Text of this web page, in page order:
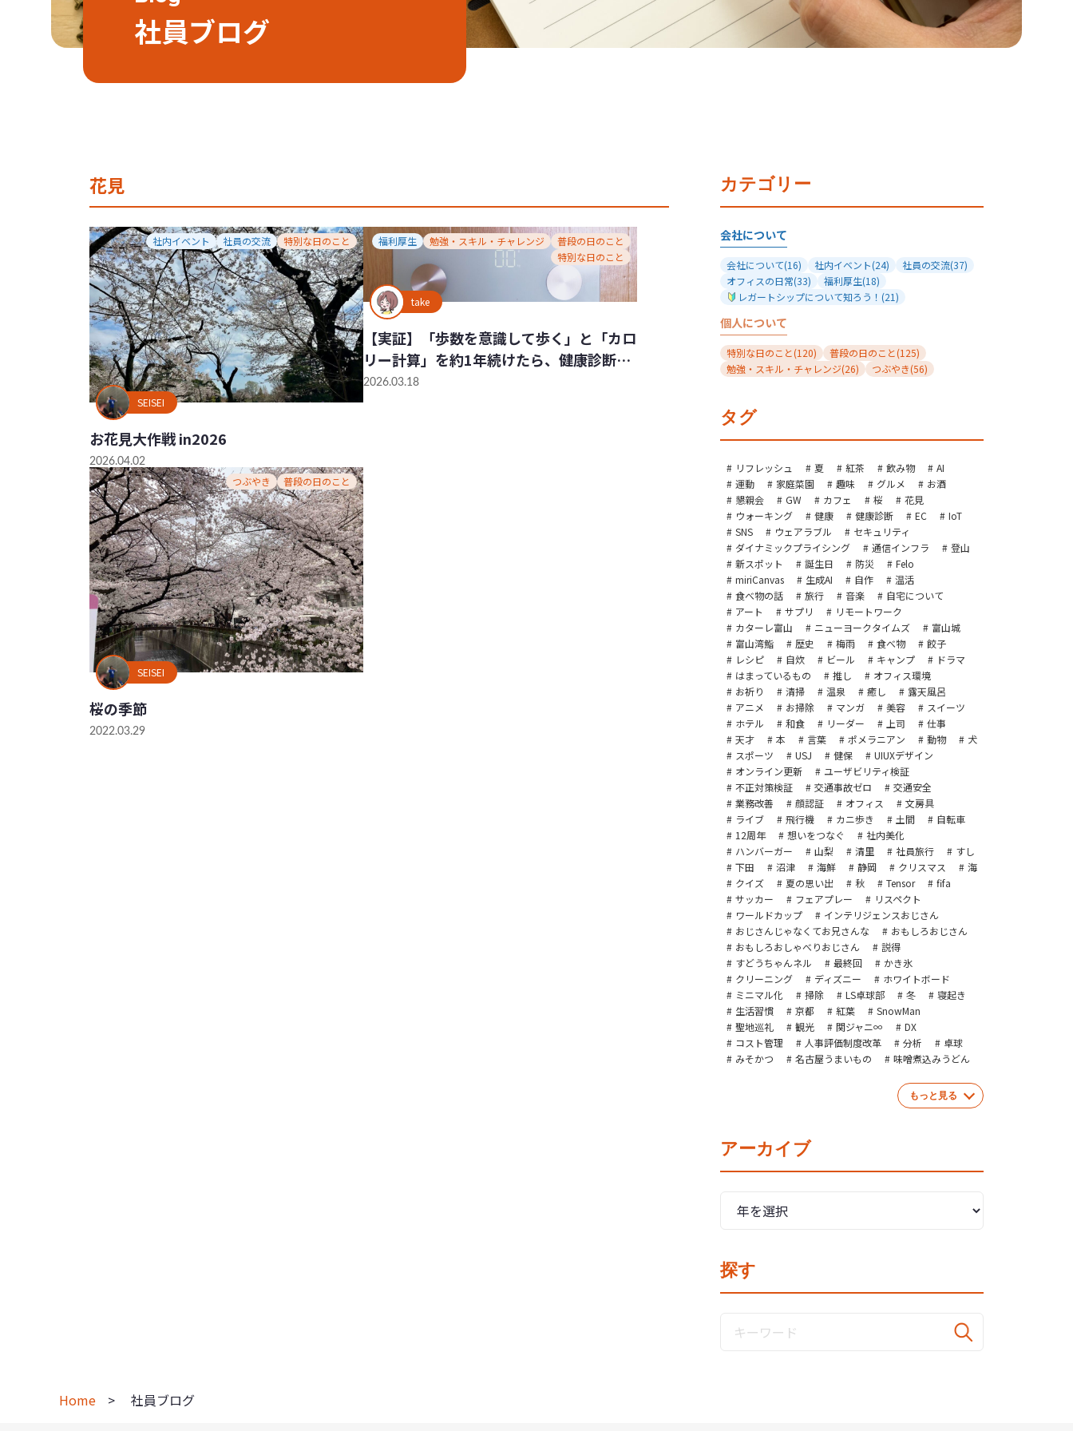
社員ブログ
花見
社内イベント 社員の交流 特別な日のこと
SEISEI
お花見大作戦 in2026
2026.04.02
福利厚生 勉強・スキル・チャレンジ
普段の日のこと
特別な日のこと
take
【実証】「歩数を意識して歩く」と「カロ
リー計算」を約1年続けたら、健康診断は
どうなる？
2026.03.18
つぶやき 普段の日のこと
SEISEI
桜の季節
2022.03.29
カテゴリー
会社について
会社について(16) 社内イベント(24) 社員の交流(37)
オフィスの日常(33) 福利厚生(18)
レガートシップについて知ろう！ (21)
個人について
特別な日のこと(120) 普段の日のこと(125)
勉強・スキル・チャレンジ(26) つぶやき(56)
タグ
リフレッシュ 夏 紅茶 飲み物
AI
運動
家庭菜園 趣味 グルメ
お酒
懇親会
GW カフェ 桜
花見
ウォーキング
健康 健康診断 EC
IoT
SNS
ウェアラブル
セキュリティ
ダイナミックプライシング
通信インフラ
登山
新スポット
誕生日 防災
Felo
miriCanvas
生成AI 自作
温活
食べ物の話
旅行 音楽
自宅について
アート
サプリ
リモートワーク
カターレ富山
ニューヨークタイムズ
富山城
富山湾鮨
歴史 梅雨 食べ物
餃子
レシピ
自炊 ビール キャンプ
ドラマ
はまっているもの
推し
オフィス環境
お祈り
清掃 温泉 癒し
露天風呂
アニメ
お掃除 マンガ 美容
スイーツ
ホテル
和食 リーダー 上司
仕事
天才
本 言葉 ポメラニアン 動物
犬
スポーツ
USJ 健保
UIUXデザイン
オンライン更新
ユーザビリティ検証
不正対策検証
交通事故ゼロ
交通安全
業務改善
顔認証 オフィス
文房具
ライブ
飛行機 カニ歩き 土間
自転車
12周年
想いをつなぐ
社内美化
ハンバーガー
山梨 清里 社員旅行
すし
下田
沼津 海鮮 静岡 クリスマス
海
クイズ
夏の思い出 秋 Tensor
fifa
サッカー
フェアプレー
リスペクト
ワールドカップ
インテリジェンスおじさん
おじさんじゃなくてお兄さんな
おもしろおじさん
おもしろおしゃべりおじさん
説得
すどうちゃんネル
最終回
かき氷
クリーニング
ディズニー
ホワイトボード
ミニマル化
掃除 LS卓球部 冬
寝起き
生活習慣
京都 紅葉
SnowMan
聖地巡礼
観光 関ジャニ∞
DX
コスト管理
人事評価制度改革 分析
卓球
みそかつ
名古屋うまいもの 味噌煮込みうどん
もっと見る
アーカイブ
探す
Home 社員ブログ